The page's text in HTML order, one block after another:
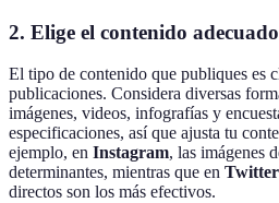
2. Elige el contenido adecuado
El tipo de contenido que publiques es
publicaciones. Considera diversas
imágenes, videos, infografías y
especificaciones, así que ajusta tu
ejemplo, en Instagram, las imágenes
determinantes, mientras que en Twitter
directos son los más efectivos.